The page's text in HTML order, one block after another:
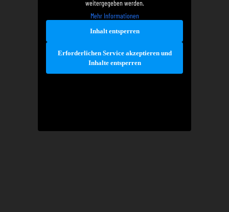
weitergegeben werden.
Mehr Informationen
Inhalt entsperren
Erforderlichen Service akzeptieren und
Inhalte entsperren